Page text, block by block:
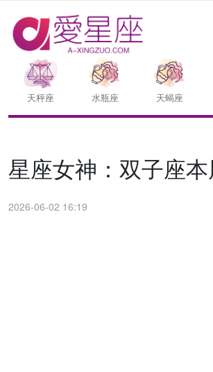
天枰座 水瓶座 天蝎座
星座女神：双子座
2026-06-02 16:19